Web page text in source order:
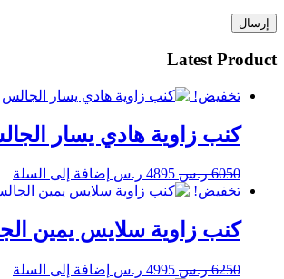
Latest Product
تخفيض!
كنب زاوية هادي يسار
6050 ر.س السعر
الأصلي
6050 ر.س.
4895 ر.س السعر
الحالي
4895 ر.س.
إضافة إلى السلة
تخفيض!
كنب زاوية سلايس يمين
6250 ر.س السعر
4995 ر.س السعر
إضافة إلى السلة